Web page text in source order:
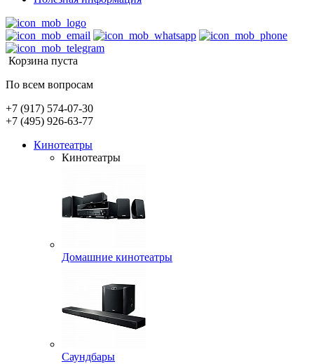
Корзина пуста
По всем вопросам
+7 (917) 574-07-30
+7 (495) 926-63-77
Кинотеатры
Кинотеатры
Домашние кинотеатры
Саундбары